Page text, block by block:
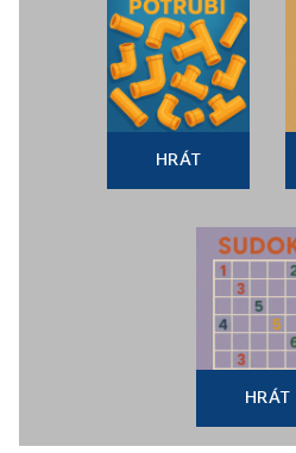
HRÁT
HRÁT